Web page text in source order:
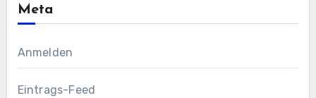
Meta
Anmelden
Eintrags-Feed